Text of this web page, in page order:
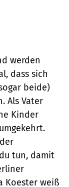
werden
dass sich
beide)
Als Vater
Kinder
tun, damit
Koester weiß